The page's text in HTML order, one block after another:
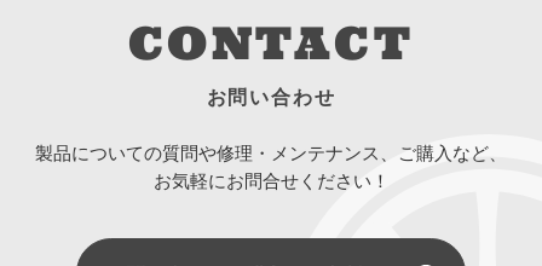
CONTACT
お問い合わせ
製品についての質問や修理・メンテナンス、ご購入など、
お気軽にお問合せください！